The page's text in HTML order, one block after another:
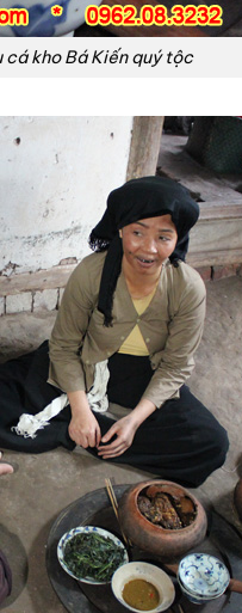
cá kho Bá Kiến quý tộc